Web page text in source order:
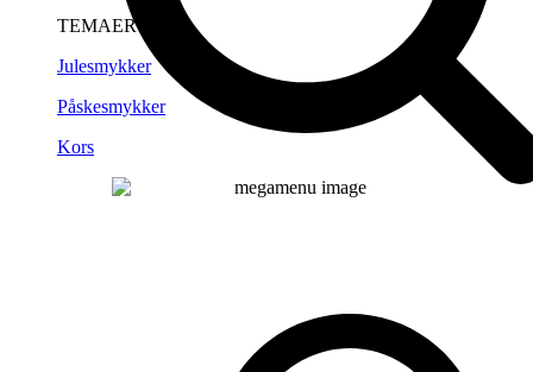
TEMAER
Julesmykker
Påskesmykker
Kors